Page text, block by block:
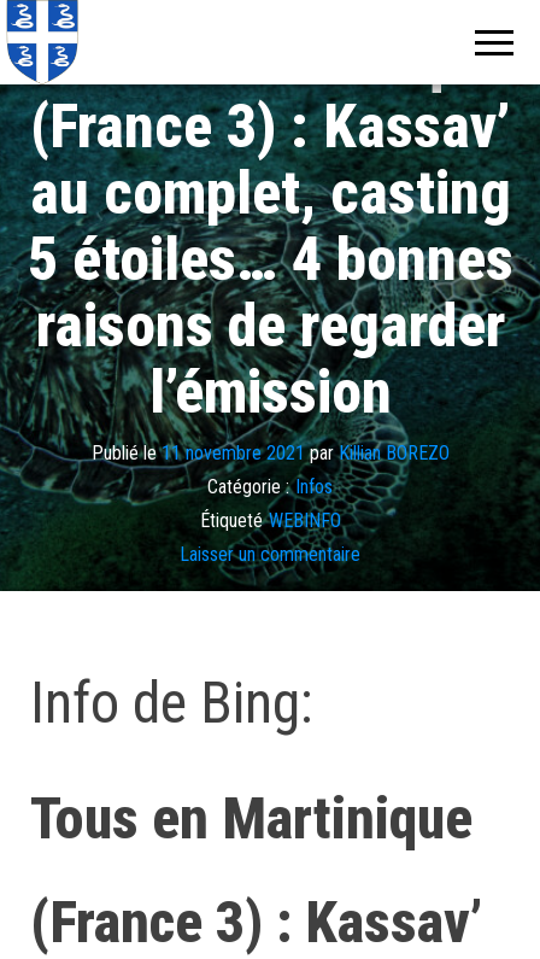
Tous en Martinique
(France 3) : Kassav’
au complet, casting
5 étoiles… 4 bonnes
raisons de regarder
l’émission
Publié le11 novembre 2021parKillian BOREZO
Catégorie : Infos
Étiqueté WEBINFO
Laisser un commentaire
Info de Bing:
Tous en Martinique
(France 3) : Kassav’